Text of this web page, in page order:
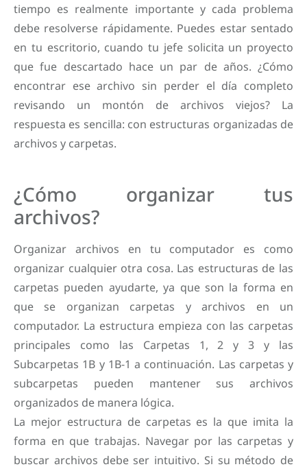
tiempo es realmente importante y cada problema
debe resolverse rápidamente. Puedes estar sentado
en tu escritorio, cuando tu jefe solicita un proyecto
que fue descartado hace un par de años. ¿Cómo
encontrar ese archivo sin perder el día completo
revisando un montón de archivos viejos? La
respuesta es sencilla: con estructuras organizadas de
archivos y carpetas.
¿Cómo organizar tus
archivos?
Organizar archivos en tu computador es como
organizar cualquier otra cosa. Las estructuras de las
carpetas pueden ayudarte, ya que son la forma en
que se organizan carpetas y archivos en un
computador. La estructura empieza con las carpetas
principales como las Carpetas 1, 2 y 3 y las
Subcarpetas 1B y 1B-1 a continuación. Las carpetas y
subcarpetas pueden mantener sus archivos
organizados de manera lógica.
La mejor estructura de carpetas es la que imita la
forma en que trabajas. Navegar por las carpetas y
buscar archivos debe ser intuitivo. Si su método de